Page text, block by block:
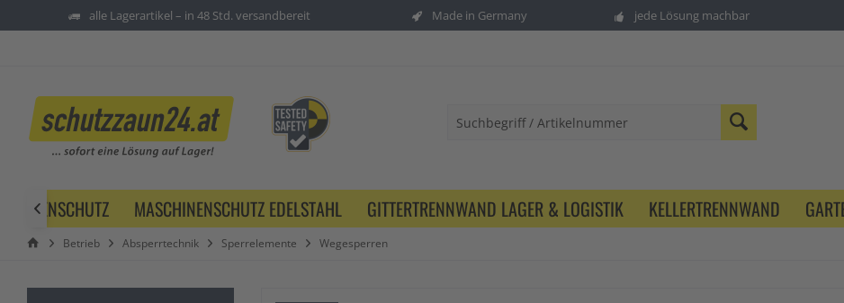
alle Lagerartikel – in 48 Std. versandbereit Made in Germany jede Lösung machbar
MASCHINENSCHUTZ EDELSTAHL GITTERTRENNWAND LAGER & LOGISTIK KELLERTRENNWAND

Betrieb Absperrtechnik Sperrelemente Wegesperren